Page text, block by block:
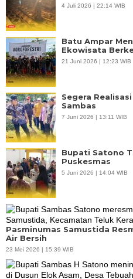
4 Juli 2026 | 22:14 WIB
Batu Ampar
Ekowisata
21 Juni 2026 | 12:23 WIB
Segera
Sambas
7 Juni 2026 | 13:11 WIB
Bupati Satono
Puskesmas
5 Juni 2026 | 14:04 WIB
Pasminumas Samustida
Air Bersih
23 Mei 2026 | 15:39 WIB